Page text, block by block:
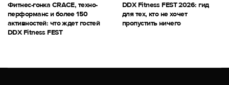
Фитнес-гонка CRACE, техно-
перформанс и более 150
активностей: что ждет гостей
DDX Fitness FEST
DDX Fitness FEST 2026: гид
для тех, кто не хочет
пропустить ничего